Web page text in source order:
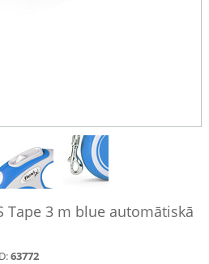
Tape 3 m blue automātiskā
63772